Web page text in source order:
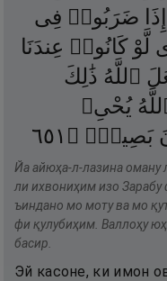
إِذَا ضَرَبُوا۟ فِى
لَّوْ كَانُوا۟ عِندَنَا
ٱللَّهُ ذَٰلِكَ
يُحْىِۦ
بَصِيرٌۭ ۝ ١٥٦
Йа айюҳа-л-лазина оману
ли ихвониҳим изо Зарабу
ъиндано мо моту ва мо
фи қулубиҳим. Валлоҳу
басир.
Эй касоне, ки имон